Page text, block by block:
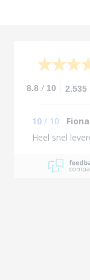
8.8 / 10 2.535
10 / 10
Fiona
Heel snel